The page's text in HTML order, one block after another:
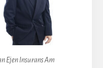
Ejen Insurans Am